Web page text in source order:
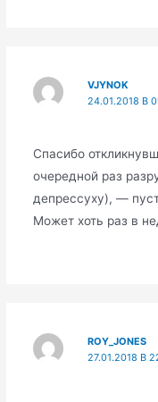
VJYNOK
24.01.2018 В
Спасибо
очередной раз
депрессуху), —
Может хоть раз в
ROY_JONES
27.01.2018 В